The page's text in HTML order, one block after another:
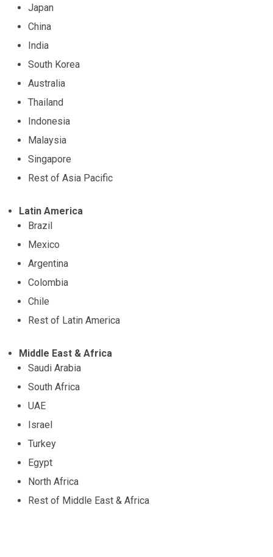
Japan
China
India
South Korea
Australia
Thailand
Indonesia
Malaysia
Singapore
Rest of Asia Pacific
Latin America
Brazil
Mexico
Argentina
Colombia
Chile
Rest of Latin America
Middle East & Africa
Saudi Arabia
South Africa
UAE
Israel
Turkey
Egypt
North Africa
Rest of Middle East & Africa